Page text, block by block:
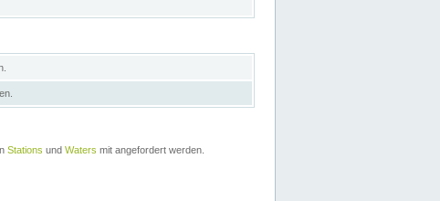
Stations und Waters mit angefordert werden.